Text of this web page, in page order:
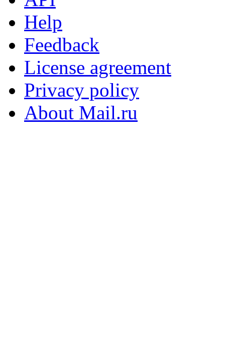
Help
Feedback
License agreement
Privacy policy
About Mail.ru